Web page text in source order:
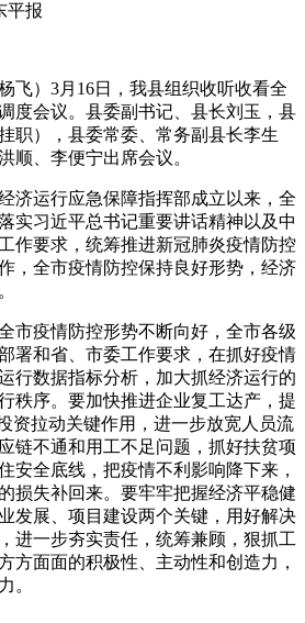
平报
3月16日，我县组织收听收看全
度会议。县委副书记、县长刘玉，县
职），县委常委、常务副县长李生
顺、李便宁出席会议。
运行应急保障指挥部成立以来，全
实习近平总书记重要讲话精神以及中
作要求，统筹推进新冠肺炎疫情防控
，全市疫情防控保持良好形势，经济
疫情防控形势不断向好，全市各级
署和省、市委工作要求，在抓好疫情
行数据指标分析，加大抓经济运行的
秩序。要加快推进企业复工达产，提
资拉动关键作用，进一步放宽人员流
链不通和用工不足问题，抓好扶贫项
安全底线，把疫情不利影响降下来，
损失补回来。要牢牢把握经济平稳健
发展、项目建设两个关键，用好解决
进一步夯实责任，统筹兼顾，狠抓工
方面面的积极性、主动性和创造力，
。